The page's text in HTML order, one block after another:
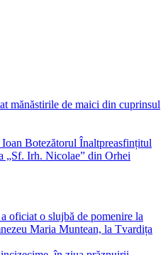
mănăstirile de maici din cuprinsul
Botezătorul Înaltpreasfințitul
„Sf. Irh. Nicolae” din Orhei
oficiat o slujbă de pomenire la
Maria Muntean, la Tvardița